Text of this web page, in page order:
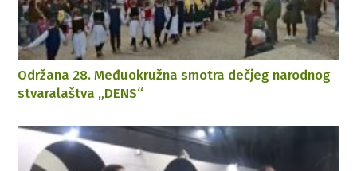
Održana 28. Međuokružna smotra dečjeg narodnog
stvaralaštva „DENS“